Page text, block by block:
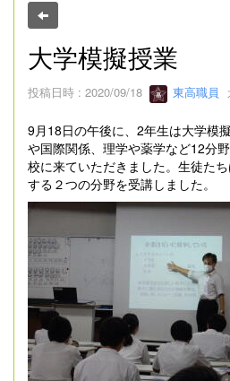
大学模擬授業
投稿日時 : 2020/09/18 東高職員
9月18日の午後に、2年生は大学模
や国際関係、理学や薬学など12分
校に来ていただきました。生徒た
する２つの分野を受講しました。